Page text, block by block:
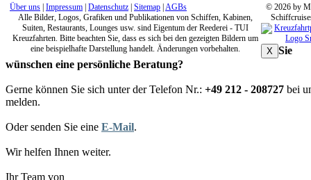
Über uns | Impressum | Datenschutz | Sitemap | AGBs
Alle Bilder, Logos, Grafiken und Publikationen von Schiffen, Kabinen,
Suiten, Restaurants, Lounges usw. sind Eigentum der Reederei - TUI
Kreuzfahrten. Bitte beachten Sie, dass es sich bei den gezeigten Bildern um
eine beispielhafte Darstellung handelt. Änderungen vorbehalten.
© 2026 by
X Sie
wünschen eine persönliche Beratung?
Gerne können Sie sich unter der Telefon Nr.: +49 212 - 208727 bei
melden.
Oder senden Sie eine E-Mail.
Wir helfen Ihnen weiter.
Ihr Team von